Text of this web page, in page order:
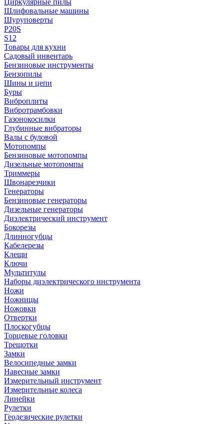
Циркулярные пилы
Шлифовальные машины
Шуруповерты
P20S
S12
Товары для кухни
Садовый инвентарь
Бензиновые инструменты
Бензопилы
Шины и цепи
Буры
Виброплиты
Вибротрамбовки
Газонокосилки
Глубинные вибраторы
Валы с буловой
Мотопомпы
Бензиновые мотопомпы
Дизельные мотопомпы
Триммеры
Швонарезчики
Генераторы
Бензиновые генераторы
Дизельные генераторы
Диэлектрический инструмент
Бокорезы
Длинногубцы
Кабелерезы
Клещи
Ключи
Мультитулы
Наборы диэлектрического инструмента
Ножи
Ножницы
Ножовки
Отвертки
Плоскогубцы
Торцевые головки
Трещотки
Замки
Велосипедные замки
Навесные замки
Измерительный инструмент
Измерительные колеса
Линейки
Рулетки
Геодезические рулетки